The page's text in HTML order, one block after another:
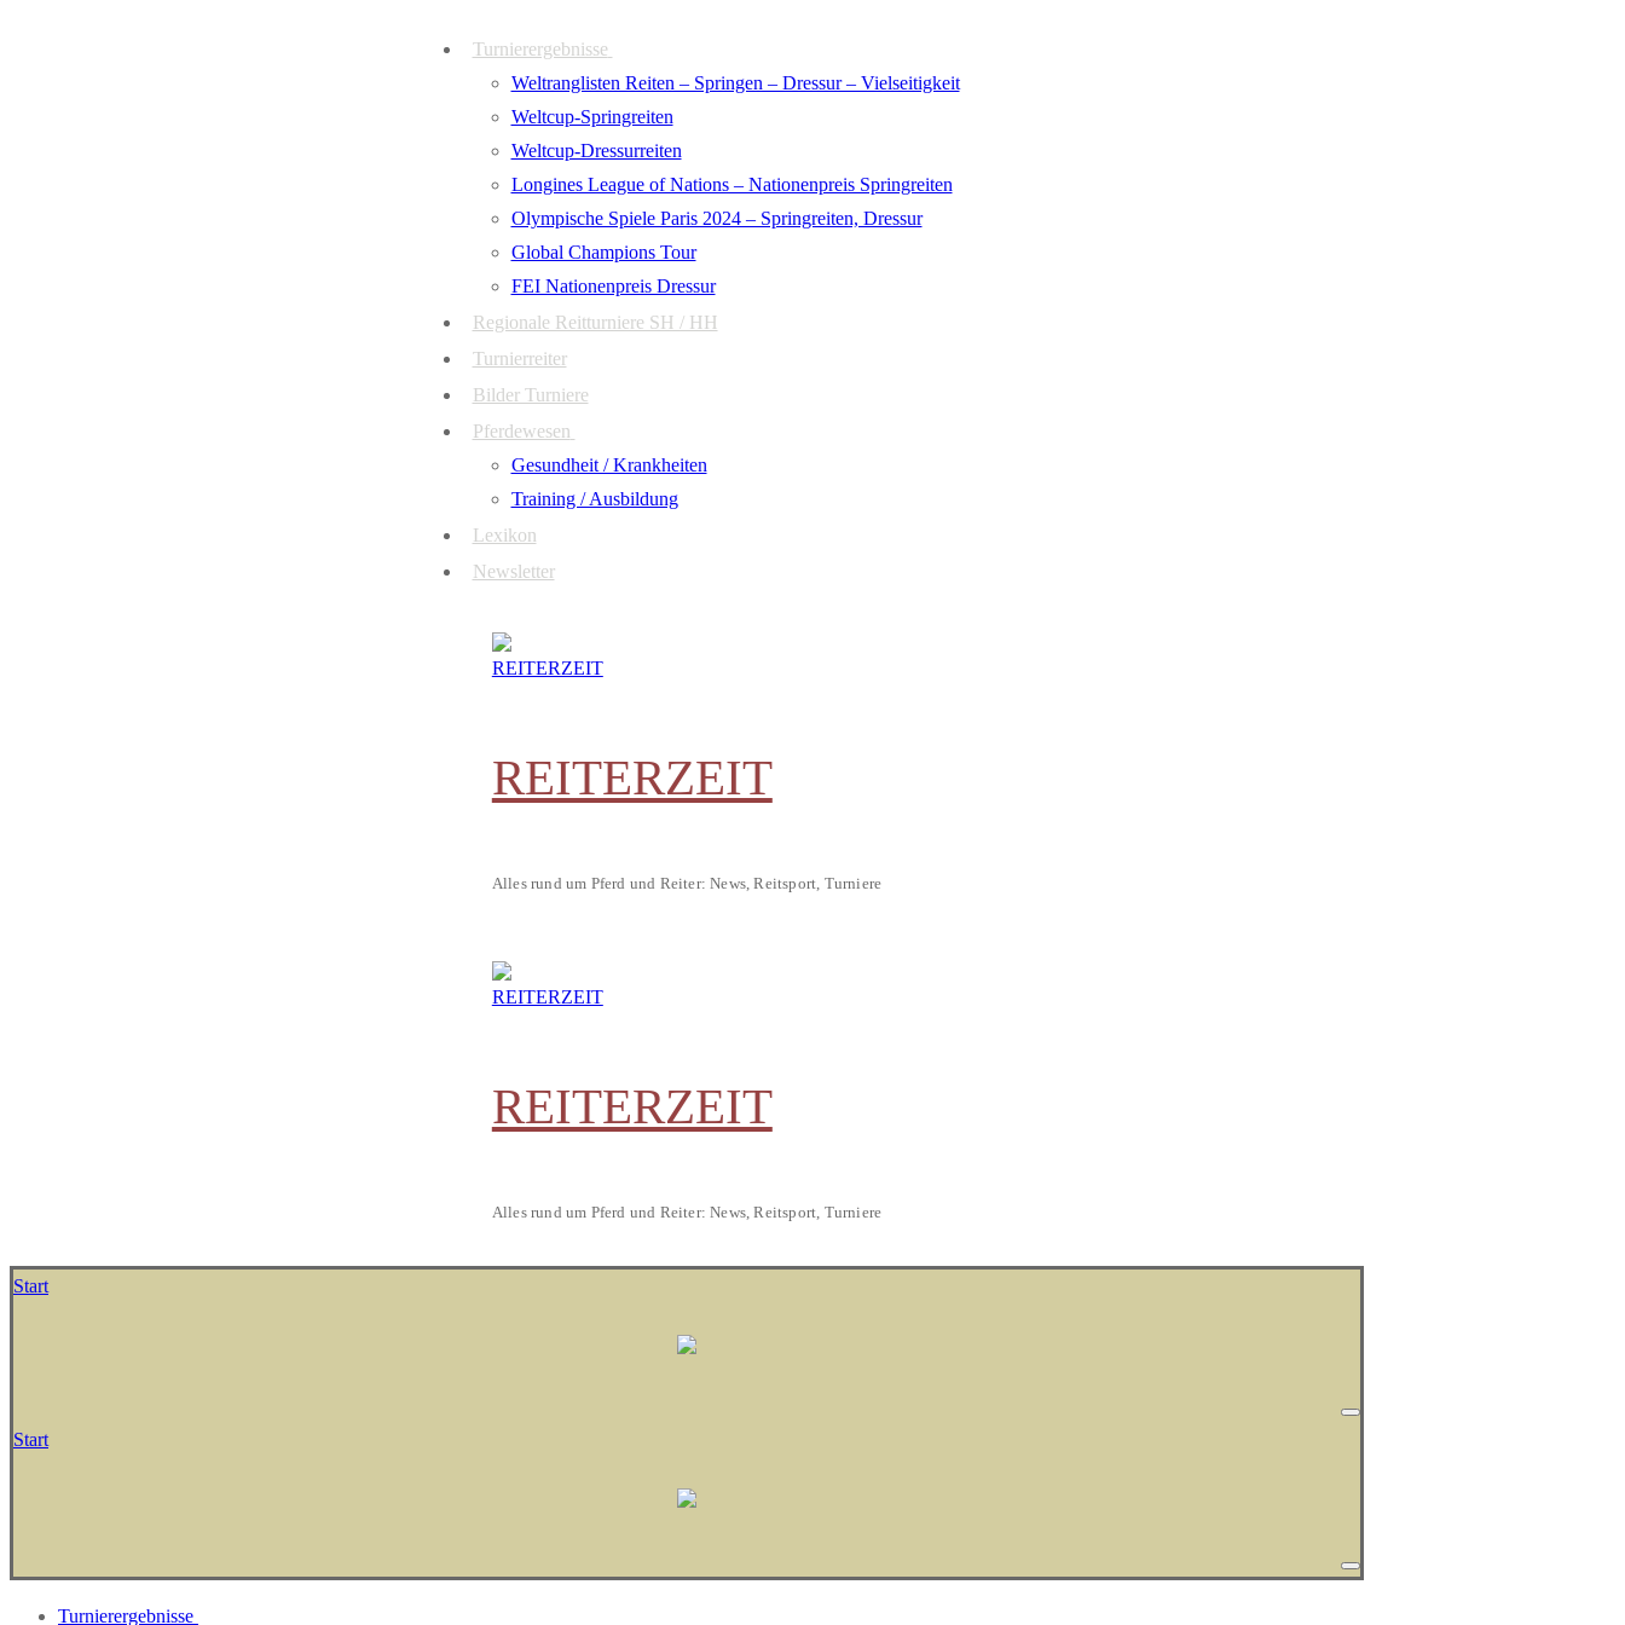
Turnierergebnisse
Weltranglisten Reiten – Springen – Dressur – Vielseitigkeit
Weltcup-Springreiten
Weltcup-Dressurreiten
Longines League of Nations – Nationenpreis Springreiten
Olympische Spiele Paris 2024 – Springreiten, Dressur
Global Champions Tour
FEI Nationenpreis Dressur
Regionale Reitturniere SH / HH
Turnierreiter
Bilder Turniere
Pferdewesen
Gesundheit / Krankheiten
Training / Ausbildung
Lexikon
Newsletter
REITERZEIT
Alles rund um Pferd und Reiter: News, Reitsport, Turniere
REITERZEIT
Alles rund um Pferd und Reiter: News, Reitsport, Turniere
Start
Start
Turnierergebnisse